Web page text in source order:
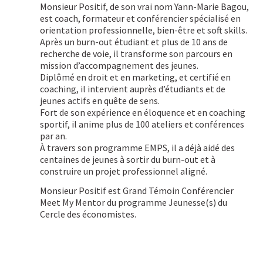
Monsieur Positif, de son vrai nom Yann-Marie Bagou,
est coach, formateur et conférencier spécialisé en
orientation professionnelle, bien-être et soft skills.
Après un burn-out étudiant et plus de 10 ans de
recherche de voie, il transforme son parcours en
mission d’accompagnement des jeunes.
Diplômé en droit et en marketing, et certifié en
coaching, il intervient auprès d’étudiants et de
jeunes actifs en quête de sens.
Fort de son expérience en éloquence et en coaching
sportif, il anime plus de 100 ateliers et conférences
par an.
À travers son programme EMPS, il a déjà aidé des
centaines de jeunes à sortir du burn-out et à
construire un projet professionnel aligné.
Monsieur Positif est Grand Témoin Conférencier
Meet My Mentor du programme Jeunesse(s) du
Cercle des économistes.